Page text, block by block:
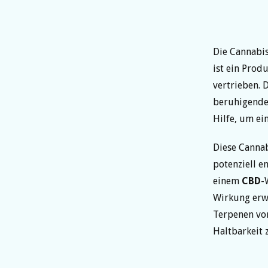
Die
ist ein
vertrieben.
Hilfe, um
Diese
potenziell
einem CBD-
Wirkung
Terpenen
Haltbarkeit